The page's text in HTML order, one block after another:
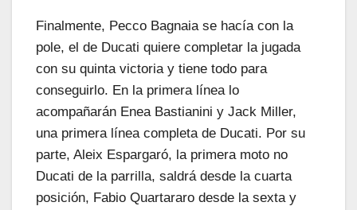
Finalmente, Pecco Bagnaia se hacía con la
pole, el de Ducati quiere completar la jugada
con su quinta victoria y tiene todo para
conseguirlo. En la primera línea lo
acompañarán Enea Bastianini y Jack Miller,
una primera línea completa de Ducati. Por su
parte, Aleix Espargaró, la primera moto no
Ducati de la parrilla, saldrá desde la cuarta
posición, Fabio Quartararo desde la sexta y